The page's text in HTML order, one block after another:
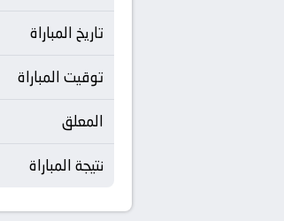
تاريخ المباراة
توقيت المباراة
المعلق
نتيجة المباراة